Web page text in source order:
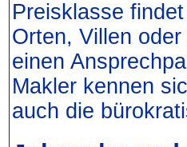
Preisklasse
Orten, Villen
einen
Makler kennen
auch die